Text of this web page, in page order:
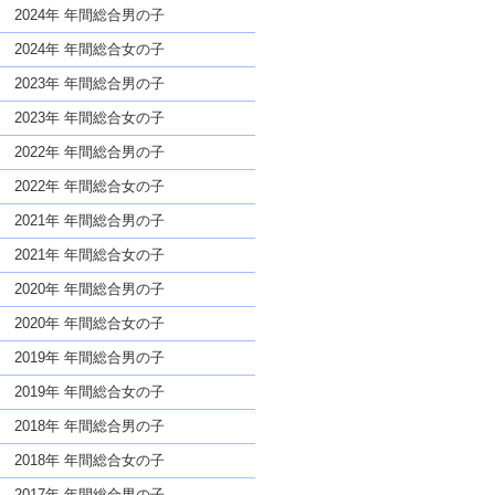
名前であっても奇抜すぎない
2024年 年間総合男の子
2024年 年間総合女の子
2023年 年間総合男の子
2023年 年間総合女の子
2022年 年間総合男の子
2022年 年間総合女の子
2021年 年間総合男の子
2021年 年間総合女の子
2020年 年間総合男の子
2020年 年間総合女の子
2019年 年間総合男の子
2019年 年間総合女の子
2018年 年間総合男の子
2018年 年間総合女の子